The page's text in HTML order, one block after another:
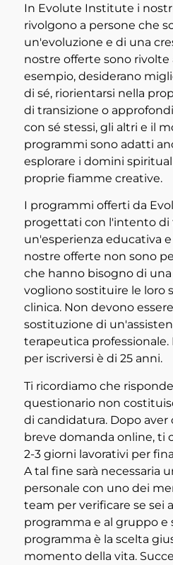
In Evolute Institute i
rivolgono a persone che
un'evoluzione e di una
nostre offerte sono rivolte
esempio, desiderano
di sé, riorientarsi nella
di transizione o
con sé stessi, gli altri e il
programmi sono adatti
esplorare i domini
proprie fiamme creative.
I programmi offerti da
progettati con l'intento di
un'esperienza educativa
nostre offerte non sono
che hanno bisogno di
vogliono sostituire le loro
clinica. Non devono
sostituzione di
terapeutica
per iscriversi è di 25 anni.
Ti ricordiamo che
questionario non
di candidatura. Dopo
breve domanda online, ti
2-3 giorni lavorativi per
A tal fine sarà necessaria
personale con uno dei
team per verificare se sei
programma e al gruppo e
programma è la scelta
momento della vita.